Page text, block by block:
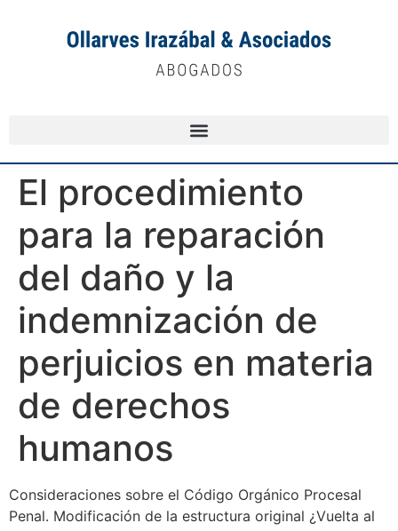
El procedimiento
para la reparación
del daño y la
indemnización de
perjuicios en materia
de derechos
humanos
Consideraciones sobre el Código Orgánico Procesal
Penal. Modificación de la estructura original ¿Vuelta al